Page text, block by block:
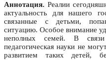
Аннотация. Реалии
актуальность для нашего
связанные с детьми,
ситуацию. Особое внимание
неполных семей. В
педагогическая науки не
развитием таких детей,